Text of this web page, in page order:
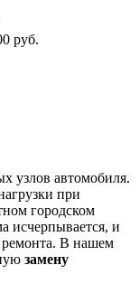
руб.
узлов автомобиля.
при
городском
исчерпывается, и
ремонта. В нашем
замену